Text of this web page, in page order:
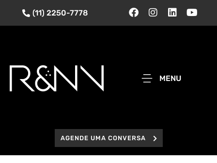
(11) 2250-7778
MENU
AGENDE UMA CONVERSA